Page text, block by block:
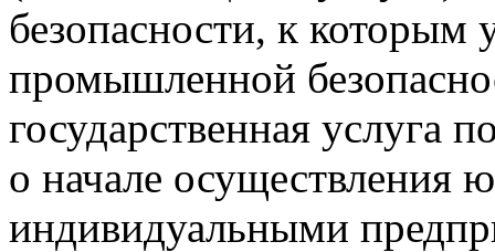
безопасности, к которым
промышленной
государственная услуга
о начале осуществления
индивидуальными